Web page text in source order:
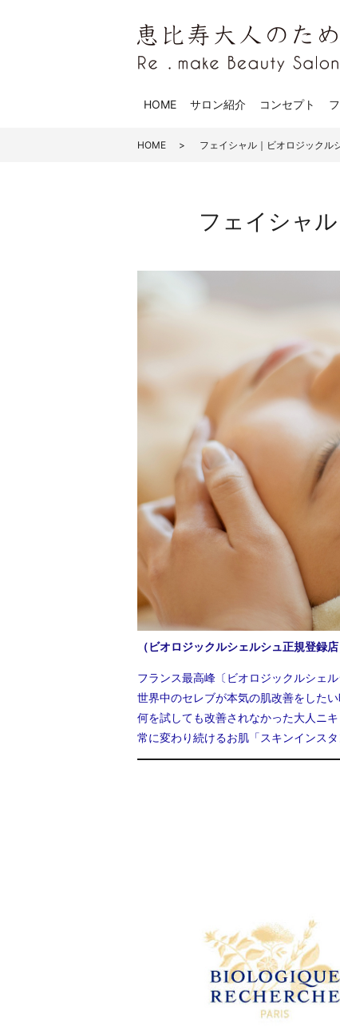
HOME サロン紹介 コンセプト
HOME フェイシャル｜ビオロジックル
フェイシャ
（ビオロジックルシェルシュ正規登録店
フランス最高峰〔ビオロジックルシェ
世界中のセレブが本気の肌改善をした
何を試しても改善されなかった大人ニ
常に変わり続けるお肌「スキンインス